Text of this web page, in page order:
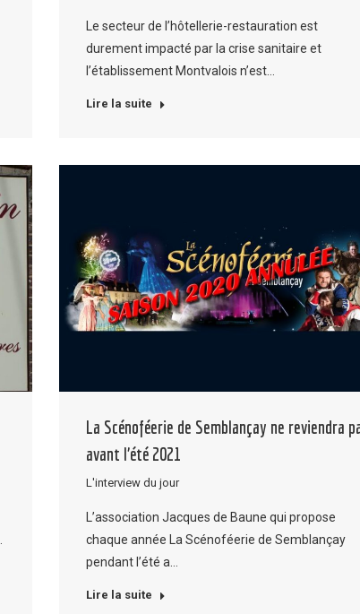
Le secteur de l’hôtellerie-restauration est
durement impacté par la crise sanitaire et
l’établissement Montvalois n’est…
Lire la suite
La Scénoféerie de Semblançay ne reviendra
avant l’été 2021
L'interview du jour
L’association Jacques de Baune qui propose
chaque année La Scénoféerie de Semblançay
pendant l’été a…
Lire la suite